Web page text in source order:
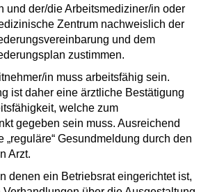
und der/die Arbeitsmediziner/in oder
Zentrum nachweislich der
und dem
zustimmen.
in muss arbeitsfähig sein.
ist daher eine ärztliche Bestätigung
welche zum
gegeben sein muss. Ausreichend
„reguläre“ Gesundmeldung durch den
Arzt.
denen ein Betriebsrat eingerichtet ist,